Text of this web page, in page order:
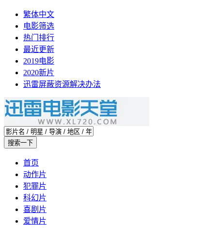
繁体中文
电影筛选
热门排行
最近更新
2019电影
2020新片
迅雷屏蔽资源解决办法
首页
动作片
犯罪片
科幻片
喜剧片
爱情片